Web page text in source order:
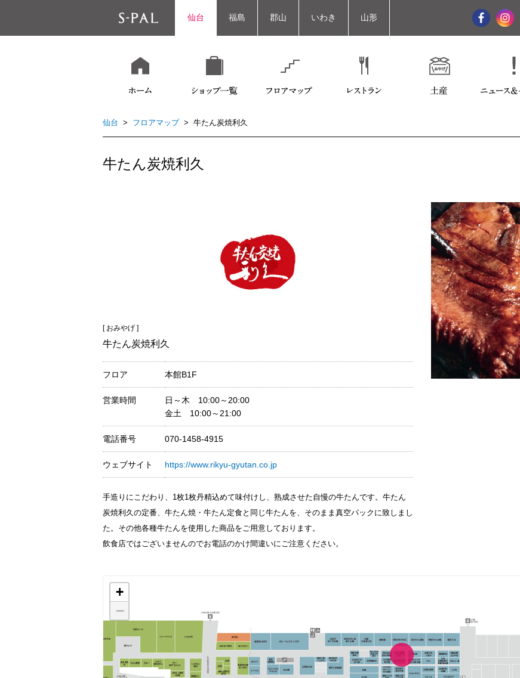
仙台 福島 郡山 いわき 山形
仙台 > フロアマップ> 牛たん炭焼利久
牛たん炭焼利久
[ おみやげ ]
牛たん炭焼利久
フロア 本館B1F
営業時間
日～木 10:00～20:00
金土 10:00～21:00
電話番号 070-1458-4915
ウェブサイト https://www.rikyu-gyutan.co.jp
手造りにこだわり、1枚1枚丹精込めて味付けし、熟成させた自慢の牛たんです。牛たん
炭焼利久の定番、牛たん焼・牛たん定食と同じ牛たんを、そのまま真空パックに致しまし
た。その他各種牛たんを使用した商品をご用意しております。
飲食店ではございませんのでお電話のかけ間違いにご注意ください。
+
−